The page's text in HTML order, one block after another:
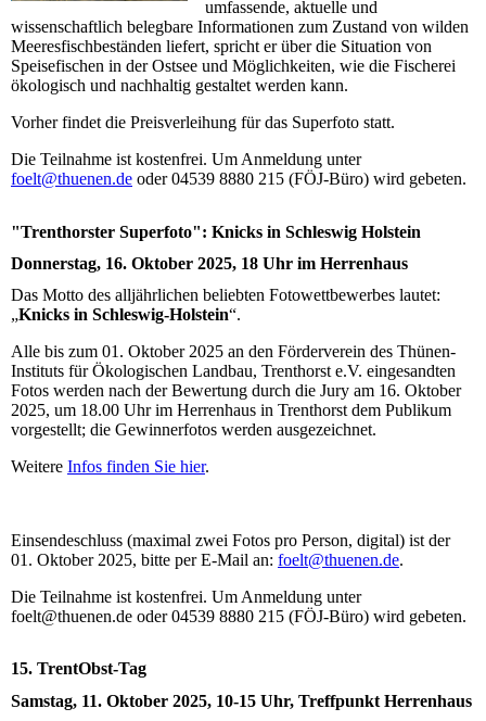
umfassende, aktuelle und
wissenschaftlich belegbare Informationen zum Zustand von wilden
Meeresfischbeständen liefert, spricht er über die Situation von
Speisefischen in der Ostsee und Möglichkeiten, wie die Fischerei
ökologisch und nachhaltig gestaltet werden kann.
Vorher findet die Preisverleihung für das Superfoto statt.
Die Teilnahme ist kostenfrei. Um Anmeldung unter
foelt@thuenen.de oder 04539 8880 215 (FÖJ-Büro) wird gebeten.
"Trenthorster Superfoto": Knicks in Schleswig Holstein
Donnerstag, 16. Oktober 2025, 18 Uhr im Herrenhaus
Das Motto des alljährlichen beliebten Fotowettbewerbes lautet:
„Knicks in Schleswig-Holstein“.
Alle bis zum 01. Oktober 2025 an den Förderverein des Thünen-
Instituts für Ökologischen Landbau, Trenthorst e.V. eingesandten
Fotos werden nach der Bewertung durch die Jury am 16. Oktober
2025, um 18.00 Uhr im Herrenhaus in Trenthorst dem Publikum
vorgestellt; die Gewinnerfotos werden ausgezeichnet.
Weitere Infos finden Sie hier.
Einsendeschluss (maximal zwei Fotos pro Person, digital) ist der
01. Oktober 2025, bitte per E-Mail an: foelt@thuenen.de.
Die Teilnahme ist kostenfrei. Um Anmeldung unter
foelt@thuenen.de oder 04539 8880 215 (FÖJ-Büro) wird gebeten.
15. TrentObst-Tag
Samstag, 11. Oktober 2025, 10-15 Uhr, Treffpunkt Herrenhaus